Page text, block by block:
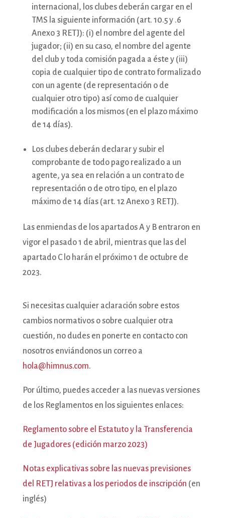
internacional, los clubes deberán cargar en el
TMS la siguiente información (art. 10.5 y .6
Anexo 3 RETJ): (i) el nombre del agente del
jugador; (ii) en su caso, el nombre del agente
del club y toda comisión pagada a éste y (iii)
copia de cualquier tipo de contrato formalizado
con un agente (de representación o de
cualquier otro tipo) así como de cualquier
modificación a los mismos (en el plazo máximo
de 14 días).
Los clubes deberán declarar y subir el
comprobante de todo pago realizado a un
agente, ya sea en relación a un contrato de
representación o de otro tipo, en el plazo
máximo de 14 días (art. 12 Anexo 3 RETJ).
Las enmiendas de los apartados A y B entraron en
vigor el pasado 1 de abril, mientras que las del
apartado C lo harán el próximo 1 de octubre de
2023.
Si necesitas cualquier aclaración sobre estos
cambios normativos o sobre cualquier otra
cuestión, no dudes en ponerte en contacto con
nosotros enviándonos un correo a
hola@himnus.com.
Por último, puedes acceder a las nuevas versiones
de los Reglamentos en los siguientes enlaces:
Reglamento sobre el Estatuto y la Transferencia
de Jugadores (edición marzo 2023)
Notas explicativas sobre las nuevas previsiones
del RETJ relativas a los periodos de inscripción (en
inglés)